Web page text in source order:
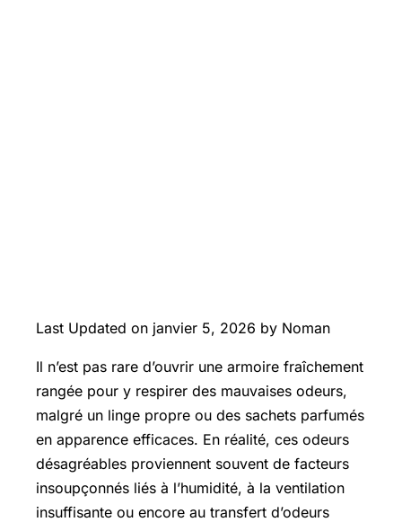
Last Updated on janvier 5, 2026 by Noman
Il n’est pas rare d’ouvrir une armoire fraîchement
rangée pour y respirer des mauvaises odeurs,
malgré un linge propre ou des sachets parfumés
en apparence efficaces. En réalité, ces odeurs
désagréables proviennent souvent de facteurs
insoupçonnés liés à l’humidité, à la ventilation
insuffisante ou encore au transfert d’odeurs